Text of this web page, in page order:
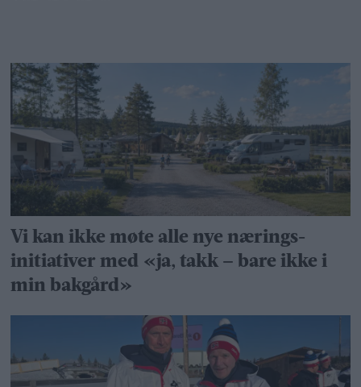
Vi kan ikke møte alle nye nærings­
initiativer med «ja, takk – bare ikke i
min bakgård»